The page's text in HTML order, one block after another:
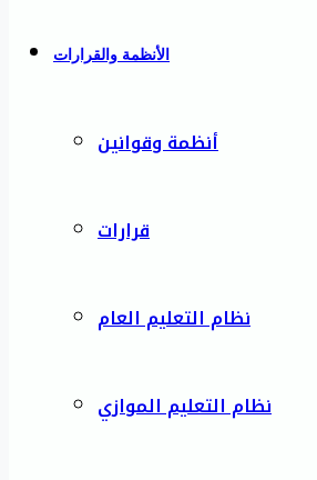
الأنظمة والقرارات
أنظمة وقوانين
قرارات
نظام التعليم العام
نظام التعليم الموازي